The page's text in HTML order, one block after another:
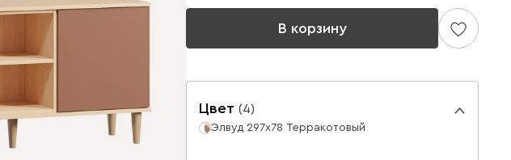
В корзину
Цвет (4)
Элвуд 297x78 Терракотовый